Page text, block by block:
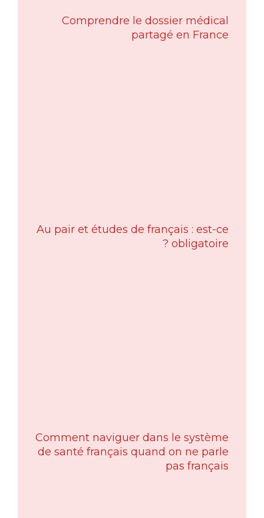
Comprendre le dossier médical
partagé en France
Au pair et études de français : est-ce
obligatoire ?
Comment naviguer dans le système
de santé français quand on ne parle
pas français